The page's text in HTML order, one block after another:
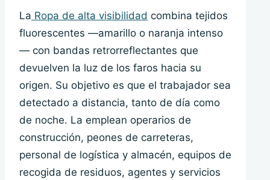
La Ropa de alta visibilidad combina tejidos
fluorescentes —amarillo o naranja intenso
— con bandas retrorreflectantes que
devuelven la luz de los faros hacia su
origen. Su objetivo es que el trabajador sea
detectado a distancia, tanto de día como
de noche. La emplean operarios de
construcción, peones de carreteras,
personal de logística y almacén, equipos de
recogida de residuos, agentes y servicios